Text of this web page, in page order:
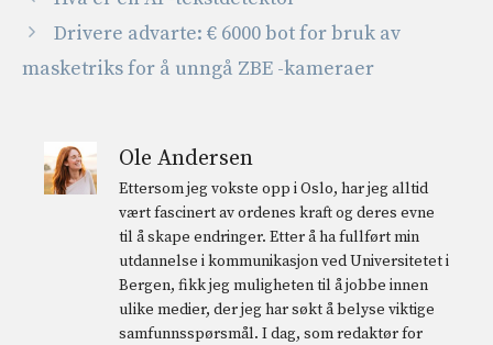
Drivere advarte: € 6000 bot for bruk av
masketriks for å unngå ZBE -kameraer
Ole Andersen
Ettersom jeg vokste opp i Oslo, har jeg alltid
vært fascinert av ordenes kraft og deres evne
til å skape endringer. Etter å ha fullført min
utdannelse i kommunikasjon ved Universitetet i
Bergen, fikk jeg muligheten til å jobbe innen
ulike medier, der jeg har søkt å belyse viktige
samfunnsspørsmål. I dag, som redaktør for